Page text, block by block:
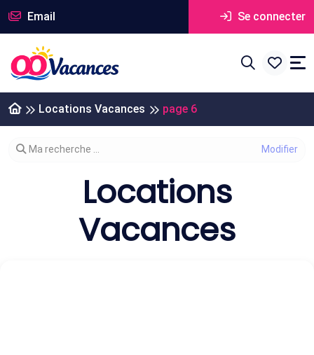
Email Se connecter
Locations Vacances page 6
Modifier votre recherche
Ma recherche ...
Locations
Vacances